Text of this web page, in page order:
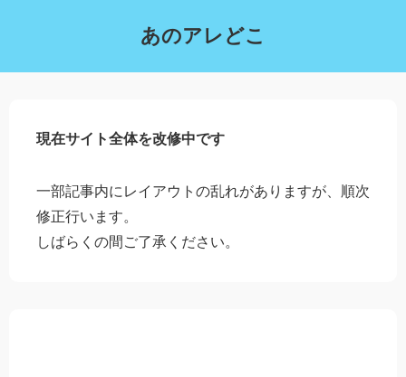
あのアレどこ
現在サイト全体を改修中です
一部記事内にレイアウトの乱れがありますが、順次
修正行います。
しばらくの間ご了承ください。